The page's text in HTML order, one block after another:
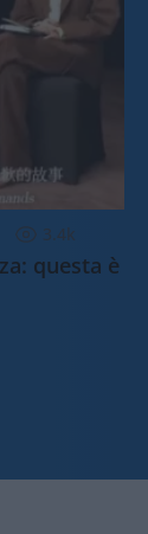
3.4k
questa è